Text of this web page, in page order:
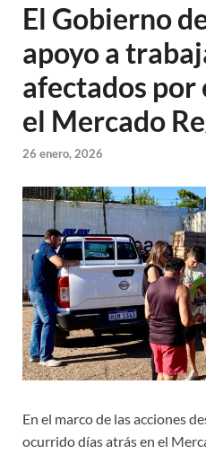
El Gobierno
apoyo a
afectados por
el Mercado
26 enero, 2026
En el marco de las acciones
ocurrido días atrás en el